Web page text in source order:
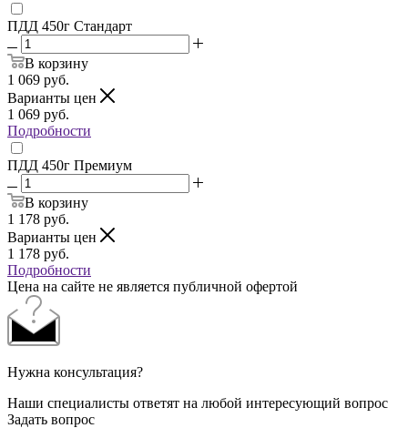
ПДД 450г Стандарт
В корзину
1 069 руб.
Варианты цен
1 069 руб.
Подробности
ПДД 450г Премиум
В корзину
1 178 руб.
Варианты цен
1 178 руб.
Подробности
Цена на сайте не является публичной офертой
Нужна консультация?
Наши специалисты ответят на любой интересующий вопрос
Задать вопрос